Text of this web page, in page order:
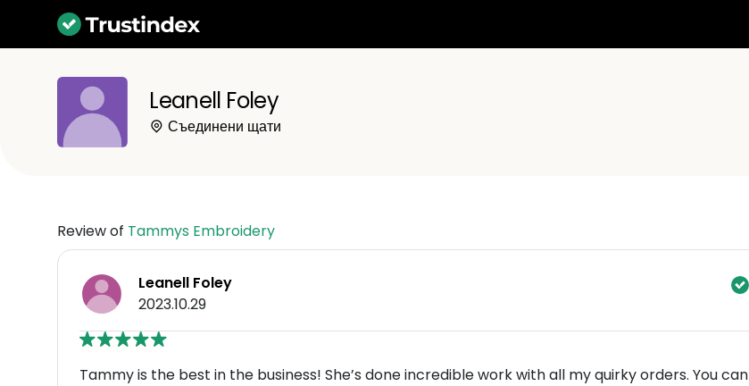
Leanell Foley
Съединени щати
Review of Tammys Embroidery
Leanell Foley
2023.10.29
Tammy is the best in the business! She’s done incredible work with all my quirky orders. You can